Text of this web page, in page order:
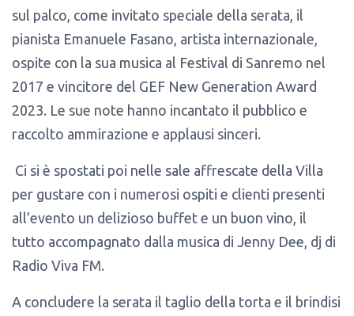
sul palco, come invitato speciale della serata, il
pianista Emanuele Fasano, artista internazionale,
ospite con la sua musica al Festival di Sanremo nel
2017 e vincitore del GEF New Generation Award
2023. Le sue note hanno incantato il pubblico e
raccolto ammirazione e applausi sinceri.
Ci si è spostati poi nelle sale affrescate della Villa
per gustare con i numerosi ospiti e clienti presenti
all’evento un delizioso buffet e un buon vino, il
tutto accompagnato dalla musica di Jenny Dee, dj di
Radio Viva FM.
A concludere la serata il taglio della torta e il brindisi